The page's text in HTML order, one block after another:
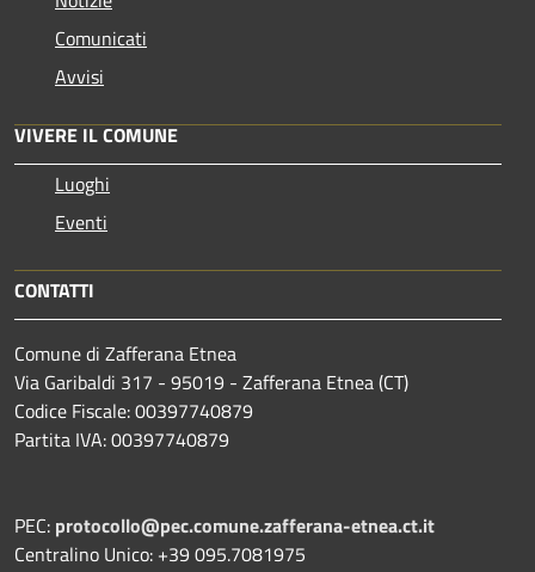
Comunicati
Avvisi
VIVERE IL COMUNE
Luoghi
Eventi
CONTATTI
Comune di Zafferana Etnea
Via Garibaldi 317 - 95019 - Zafferana Etnea (CT)
Codice Fiscale: 00397740879
Partita IVA: 00397740879
PEC: protocollo@pec.comune.zafferana-etnea.ct.it
Centralino Unico: +39 095.7081975